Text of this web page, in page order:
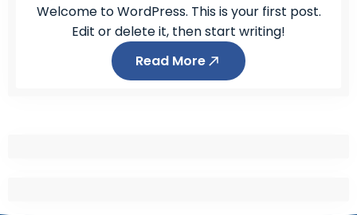
Welcome to WordPress. This is your first post.
Edit or delete it, then start writing!
Read More